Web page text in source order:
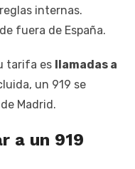
internas.
fuera de España.
tarifa es
llamadas a
un 919 se
Madrid.
a un 919